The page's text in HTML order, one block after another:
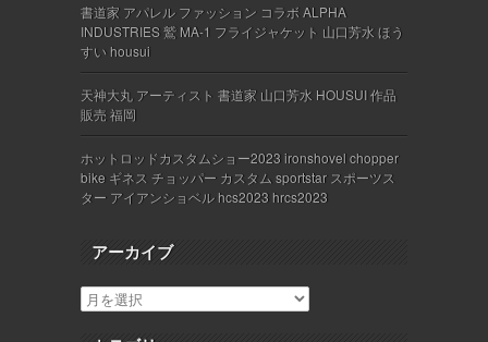
書道家 アパレル ファッション コラボ ALPHA
INDUSTRIES 鷲 MA-1 フライジャケット 山口芳水 ほう
すい housui
天神大丸 アーティスト 書道家 山口芳水 HOUSUI 作品
販売 福岡
ホットロッドカスタムショー2023 ironshovel chopper
bike ギネス チョッパー カスタム sportstar スポーツス
ター アイアンショベル hcs2023 hrcs2023
アーカイブ